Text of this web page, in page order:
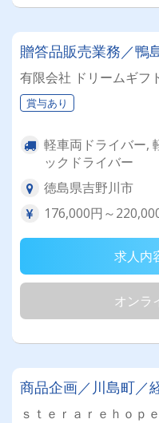
贈答品販売業務／鴨
有限会社 ドリームギフ
賞与あり
軽車両ドライバー,
ックドライバー
徳島県吉野川市
176,000円～
求人内
オンラ
商品企画／川島町／
ｓｔｅｒａｒｅｈｏｐ